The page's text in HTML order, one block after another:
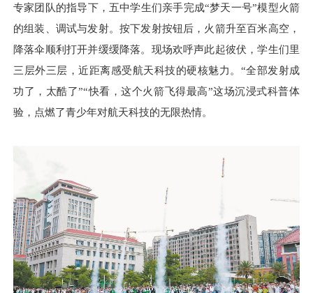
专家团队的指导下，五中学生们亲手完成“梦天一号”模型火箭
的组装、调试与发射。按下发射按钮后，火箭升至百米高空，
降落伞顺利打开并缓缓降落。现场欢呼声此起彼伏，学生们里
三层外三层，近距离感受航天科技的硬核魅力。“全部发射成
功了，太酷了”“快看，这个火箭飞得最高”这场沉浸式科普体
验，点燃了青少年对航天科技的无限热情。